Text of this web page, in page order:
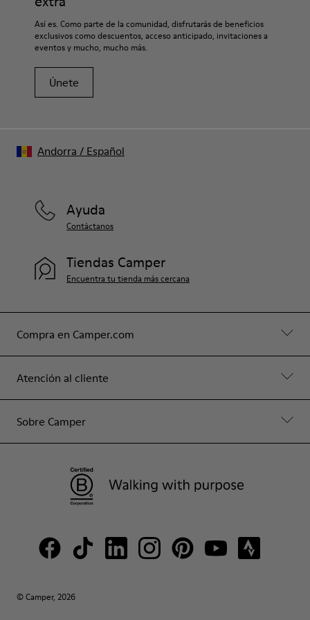
nobuck / 27% piel vacuna
Si deseas obtener información detallada sobre cómo cuidar de
tu par, visita nuestraGuía para el cuidado del calzado.
Así es. Como parte de la comunidad, disfrutarás de beneficios
exclusivos como descuentos, acceso anticipado, invitaciones a
eventos y mucho, mucho más.
Únete
Compra en Camper.com
Atención al cliente
Sobre Camper
Ayuda
Contáctanos
Tiendas Camper
Encuentra tu tienda más cercana
© Camper, 2026
Andorra / Español